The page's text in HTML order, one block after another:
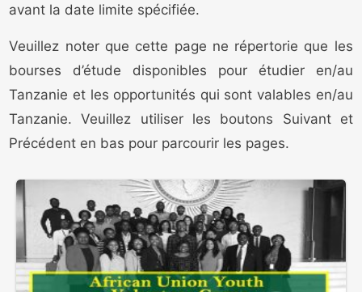
avant la date limite spécifiée.
Veuillez noter que cette page ne répertorie que les
bourses d’étude disponibles pour étudier en/au
Tanzanie et les opportunités qui sont valables en/au
Tanzanie. Veuillez utiliser les boutons Suivant et
Précédent en bas pour parcourir les pages.